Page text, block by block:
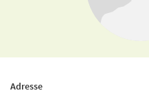
Adresse